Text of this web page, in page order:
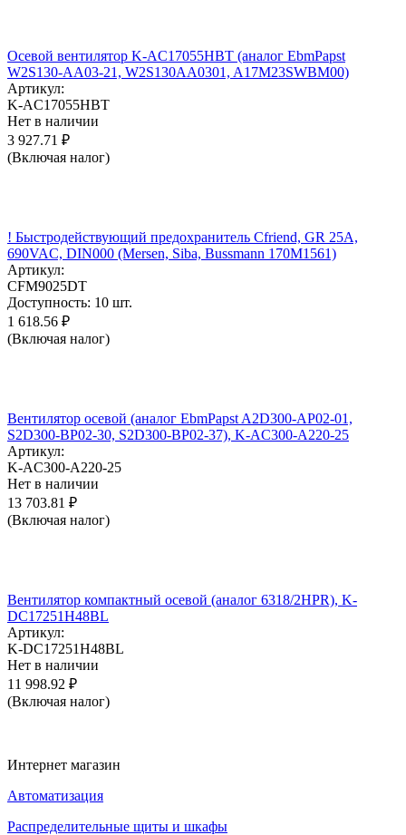
Осевой вентилятор K-AC17055HBT (аналог EbmPapst
W2S130-AA03-21, W2S130AA0301, A17M23SWBM00)
Артикул:
K-AC17055HBT
Нет в наличии
3 927.71 ₽
(Включая налог)
! Быстродействующий предохранитель Cfriend, GR 25А,
690VAC, DIN000 (Mersen, Siba, Bussmann 170M1561)
Артикул:
CFM9025DT
Доступность: 10 шт.
1 618.56 ₽
(Включая налог)
Вентилятор осевой (аналог EbmPapst A2D300-AP02-01,
S2D300-BP02-30, S2D300-BP02-37), K-AC300-A220-25
Артикул:
K-AC300-A220-25
Нет в наличии
13 703.81 ₽
(Включая налог)
Вентилятор компактный осевой (аналог 6318/2HPR), K-
DC17251H48BL
Артикул:
K-DC17251H48BL
Нет в наличии
11 998.92 ₽
(Включая налог)
Интернет магазин
Автоматизация
Распределительные щиты и шкафы